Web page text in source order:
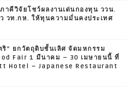
าคีวิจัยโชว์ผลงานเด่นกองทุน ววน.
วท.กห. ให้ทุนความมั่นคงประเทศ
ริ” ยกวัตถุดิบชั้นเลิศ จัดมหกรรม
Fair 1 มีนาคม – 30 เมษายนนี้ ที่
Hotel – Japanese Restaurant